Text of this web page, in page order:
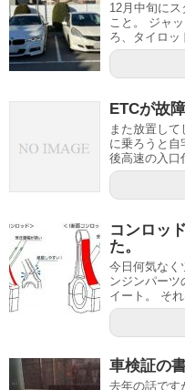
12月中旬に
こと。 ジャ
ろ、タイロッ
ETCが故
また放置し
に乗ろうと自
後高速の入口
コンロッ
た。
今日何気なく
ンジンパー
イート。 そ
車検証の書
去年の話です